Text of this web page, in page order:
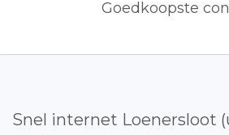
Goedkoopste
Snel internet Loenersloot